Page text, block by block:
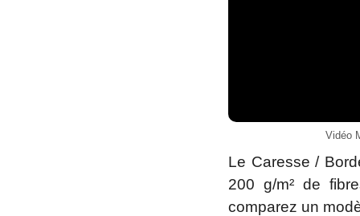
Vidéo
Le Caresse /
200 g/m² de
comparez un